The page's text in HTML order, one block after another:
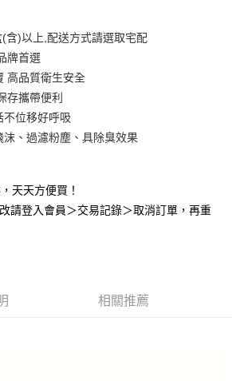
】
商品之後才付款」的支付方式。 讓您購物簡單
不需綁卡、不需儲值。
簡訊認證，即可結帳。
務後，再付款。
流程】
先享後付」後，將跳轉至「AFTEE先享後付」
式進行付款，方視為交易完成。
下不需立刻繳費，但若您需要取消訂單，請聯絡
消欲退款等相關疑問，請聯繫「AFTEE先享後付
含以上)免運費
含)以上,配送方式請選取宅配
牌首選
高品質衛生安全
存攜帶便利
位移好呼吸
沫、過濾粉塵、具除臭效果
天天方便買！
請登入會員＞交易記錄＞取消訂單，再重
相關推薦